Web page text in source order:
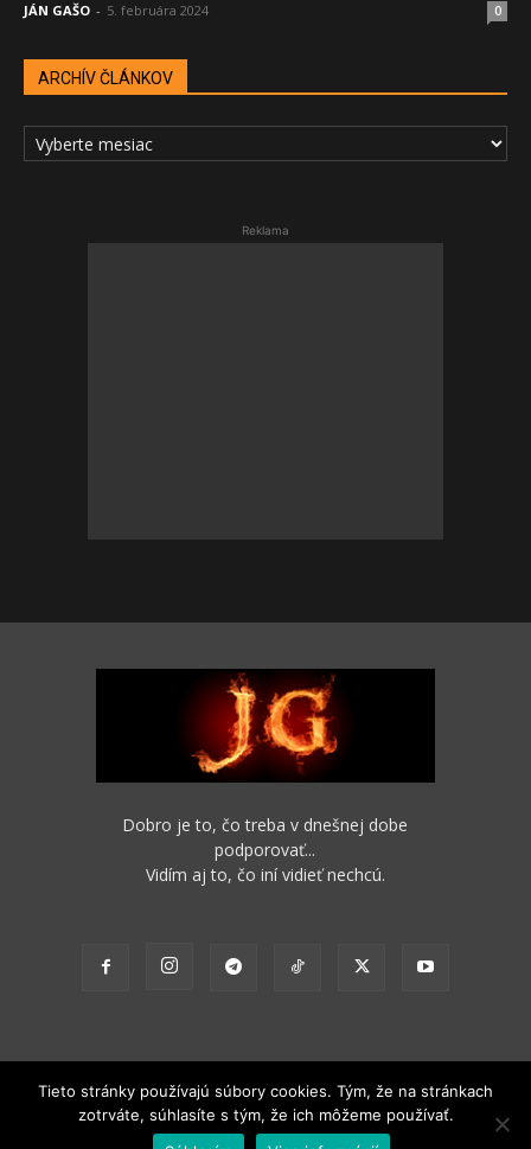
JÁN GAŠO - 5. februára 2024 0
ARCHÍV ČLÁNKOV
ARCHÍV
ČLÁNKOV
Reklama
Dobro je to, čo treba v dnešnej dobe
podporovať...
Vidím aj to, čo iní vidieť nechcú.
2012 - 2022 Obsah stránok je možné s funkčným odkazom na pôvodný
Tieto stránky používajú súbory cookies. Tým, že na stránkach
zotrváte, súhlasíte s tým, že ich môžeme používať.